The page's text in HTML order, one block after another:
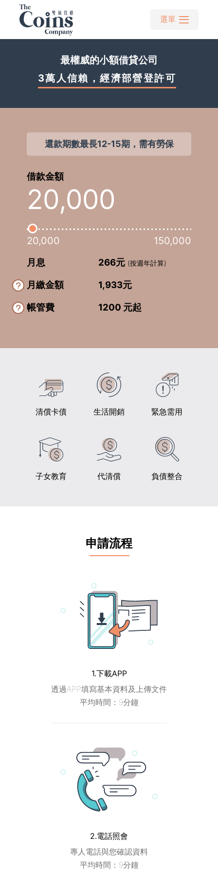
選單
最權威的小額借貸公司
3萬人信賴，經濟部營登
還款期數最長12-15期，需有勞保
借款金額
20,000
20,000 150,000
月息 266元 (按週年計算)
月繳金額 1,933元
帳管費
1200 元起
清償卡債 生活開銷 緊急需用
子女教育 代清償 負債整合
申請流程
1.下載APP
透過APP填寫基本資料及上傳文件
平均時間：9分鐘
2.電話照會
專人電話與您確認資料
平均時間：9分鐘